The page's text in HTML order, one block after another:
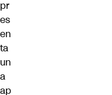
pr
es
en
ta
un
a
ap